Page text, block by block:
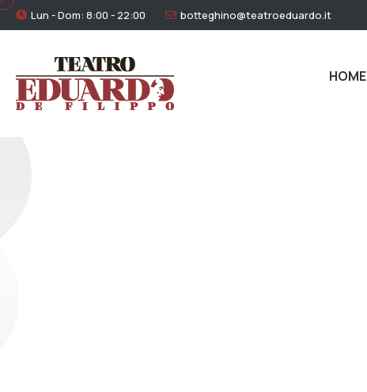
Lun - Dom: 8:00 - 22:00 botteghino@teatroeduardo.it
HOME